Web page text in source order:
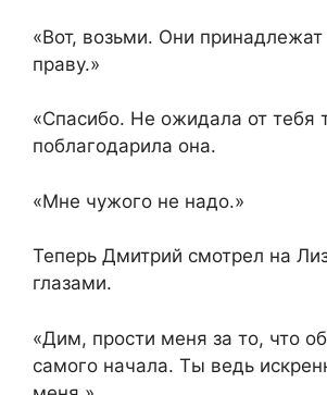
«Вот, возьми. Они принадлежат
праву.»
«Спасибо. Не ожидала от тебя
поблагодарила она.
«Мне чужого не надо.»
Теперь Дмитрий смотрел на
глазами.
«Дим, прости меня за то, что
самого начала. Ты ведь